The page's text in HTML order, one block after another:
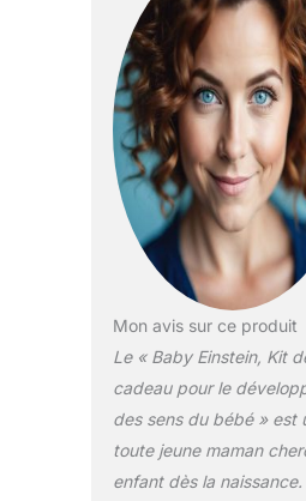
Mon avis sur ce produit
Le « Baby Einstein, Kit
cadeau pour le
des sens du bébé » est
toute jeune maman
enfant dès la